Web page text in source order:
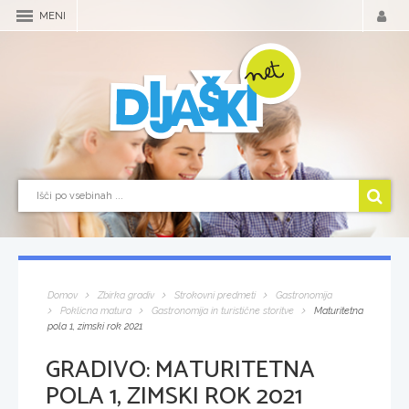
MENI
Domov Zbirka gradiv Strokovni predmeti
Gastronomija
Poklicna matura
Gastronomija in turistične storitve
Maturitetna
pola 1, zimski rok 2021
GRADIVO:MATURITETNA
POLA 1, ZIMSKI ROK 2021